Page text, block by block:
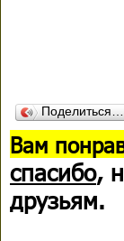
Поделиться…
Вам
спасибо,
друзьям.